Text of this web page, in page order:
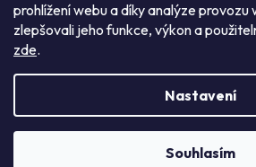
prohlížení webu a díky analýze provozu
zlepšovali jeho funkce, výkon a
zde.
Nastavení
Souhlasím
Vytvořil Shoptet
reklamnitextil.cz.
NEZÁVAZNÁ POPTÁVKA